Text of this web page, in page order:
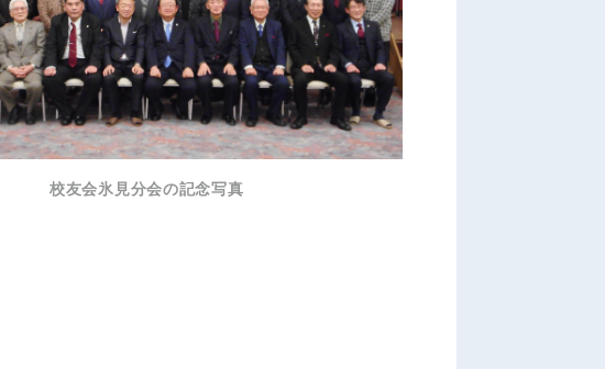
校友会氷見分会の記念写真